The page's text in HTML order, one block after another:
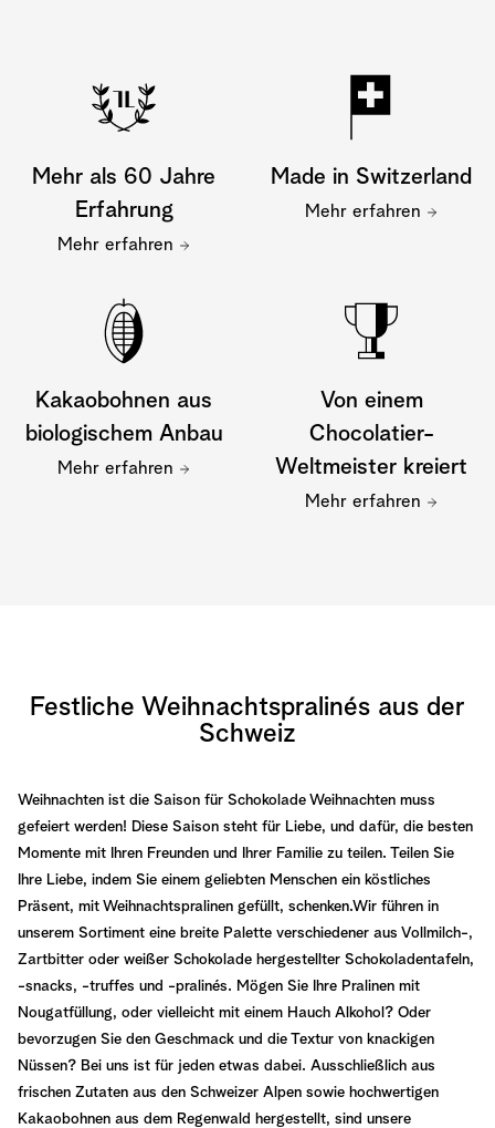
Mehr als 60 Jahre
Erfahrung
Mehr erfahren
Made in Switzerland
Mehr erfahren
Kakaobohnen aus
biologischem Anbau
Mehr erfahren
Von einem
Chocolatier-
Weltmeister kreiert
Mehr erfahren
Festliche Weihnachtspralinés aus der
Schweiz
Weihnachten ist die Saison für Schokolade Weihnachten muss
gefeiert werden! Diese Saison steht für Liebe, und dafür, die besten
Momente mit Ihren Freunden und Ihrer Familie zu teilen. Teilen Sie
Ihre Liebe, indem Sie einem geliebten Menschen ein köstliches
Präsent, mit Weihnachtspralinen gefüllt, schenken.Wir führen in
unserem Sortiment eine breite Palette verschiedener aus Vollmilch-,
Zartbitter oder weißer Schokolade hergestellter Schokoladentafeln,
-snacks, -truffes und -pralinés. Mögen Sie Ihre Pralinen mit
Nougatfüllung, oder vielleicht mit einem Hauch Alkohol? Oder
bevorzugen Sie den Geschmack und die Textur von knackigen
Nüssen? Bei uns ist für jeden etwas dabei. Ausschließlich aus
frischen Zutaten aus den Schweizer Alpen sowie hochwertigen
Kakaobohnen aus dem Regenwald hergestellt, sind unsere